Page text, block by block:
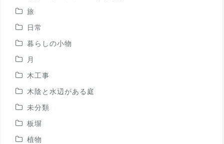
旅
日常
暮らしの小物
月
木工事
木陰と水辺がある庭
未分類
板塀
植物